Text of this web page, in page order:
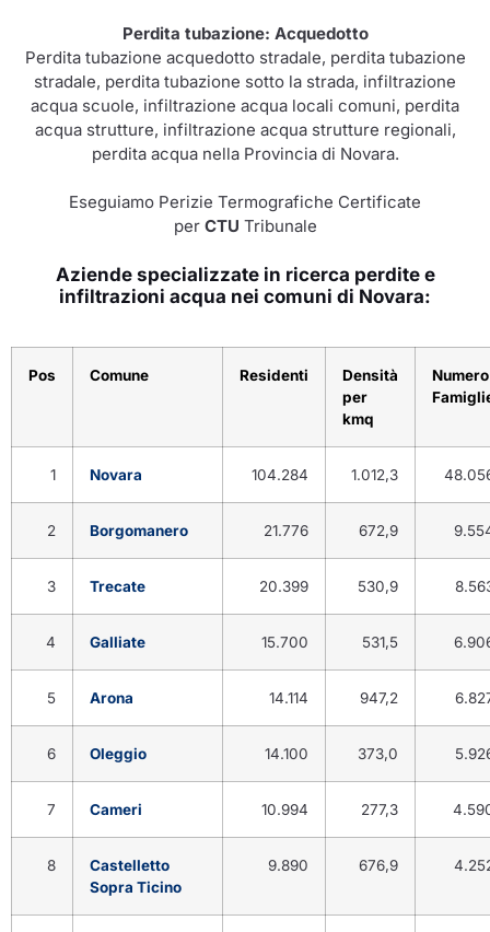
Perdita tubazione: Acquedotto
Perdita tubazione acquedotto stradale, perdita tubazione
stradale, perdita tubazione sotto la strada, infiltrazione
acqua scuole, infiltrazione acqua locali comuni, perdita
acqua strutture, infiltrazione acqua strutture regionali,
perdita acqua nella Provincia di Novara.
Eseguiamo Perizie Termografiche Certificate
per CTU Tribunale
Aziende specializzate in ricerca perdite e
infiltrazioni acqua nei comuni di Novara:
Pos Comune Residenti
Densità
per
kmq
Numero
1 Novara 104.284 1.012,3
2 Borgomanero 21.776 672,9
3 Trecate 20.399 530,9
4 Galliate 15.700 531,5
5 Arona 14.114 947,2
6 Oleggio 14.100 373,0
7 Cameri 10.994 277,3
8
Castelletto
Sopra Ticino
9.890 676,9